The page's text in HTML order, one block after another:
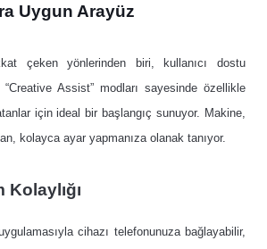
Uygun Arayüz
çeken yönlerinden biri, kullanıcı dostu
Assist” modları sayesinde özellikle
için ideal bir başlangıç sunuyor. Makine,
kolayca ayar yapmanıza olanak tanıyor.
Kolaylığı
cihazı telefonunuza bağlayabilir,